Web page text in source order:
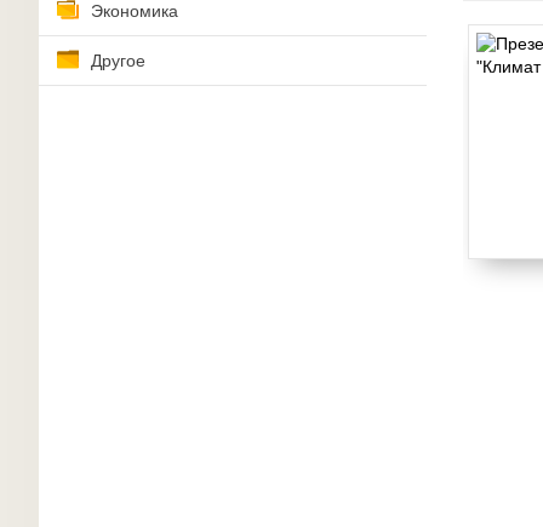
Экономика
Другое